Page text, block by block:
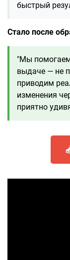
быстрый
Стало после
"Мы
выдаче — не
приводим
изменения
приятно